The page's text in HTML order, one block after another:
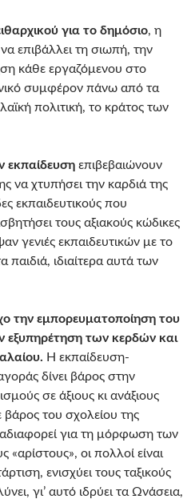
για το δημόσιο, η
επιβάλλει τη σιωπή, την
κάθε εργαζόμενου στο
συμφέρον πάνω από τα
πολιτική, το κράτος των
εκπαίδευση επιβεβαιώνουν
να χτυπήσει την καρδιά της
εκπαιδευτικούς που
τους αξιακούς κώδικες
γενιές εκπαιδευτικών με το
ιδιαίτερα αυτά των
την εμπορευματοποίηση του
εξυπηρέτηση των κερδών και
Η εκπαίδευση-
δίνει βάρος στην
σε άξιους κι ανάξιους
του σχολείου της
αδιαφορεί για τη μόρφωση των
«αρίστους», οι πολλοί είναι
ενισχύει τους ταξικούς
γι’ αυτό ιδρύει τα Ωνάσεια,